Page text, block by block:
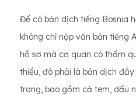
Để có bản dịch tiếng Bosnia
không chỉ nộp văn bản tiếng
hồ sơ mà cơ quan có thẩm
thiểu, đó phải là bản dịch
trang, bao gồm cả tem, dấu